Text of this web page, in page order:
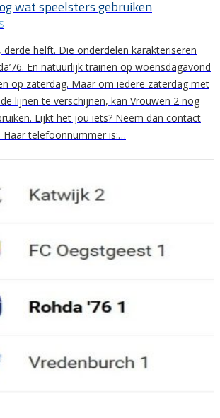
wat speelsters gebruiken
derde helft. Die onderdelen karakteriseren
En natuurlijk trainen op woensdagavond
op zaterdag. Maar om iedere zaterdag met
lijnen te verschijnen, kan Vrouwen 2 nog
Lijkt het jou iets? Neem dan contact
telefoonnummer is:…